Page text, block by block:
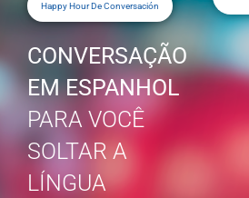
Happy Hour De Conversación
CONVERSAÇÃO
EM ESPANHOL
PARA VOCÊ
SOLTAR A
LÍNGUA